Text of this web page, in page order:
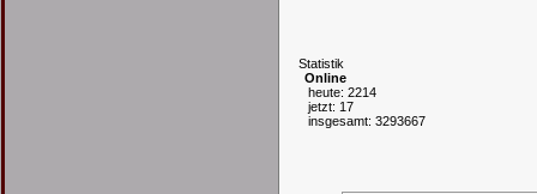
Statistik
Online
heute: 2214
jetzt: 17
insgesamt: 3293667